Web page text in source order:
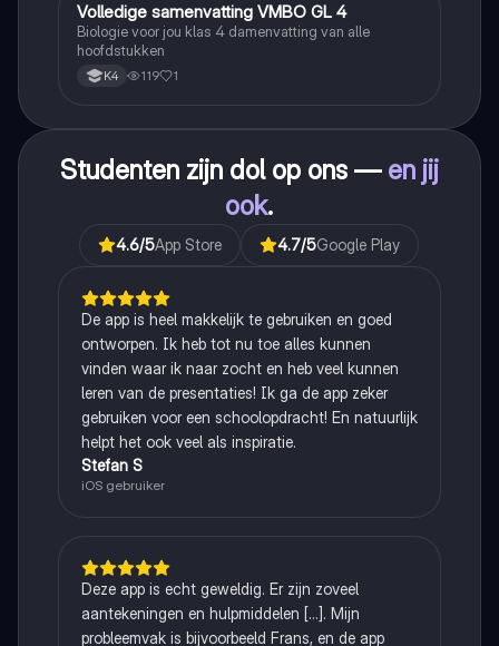
Biologie
Volledige samenvatting VMBO GL 4
Biologie voor jou klas 4 damenvatting van alle
hoofdstukken
K4 119 1
Studenten zijn dol op ons — en jij
ook.
4.6/5App Store 4.7/5Google Play
De app is heel makkelijk te gebruiken en goed
ontworpen. Ik heb tot nu toe alles kunnen
vinden waar ik naar zocht en heb veel kunnen
leren van de presentaties! Ik ga de app zeker
gebruiken voor een schoolopdracht! En natuurlijk
helpt het ook veel als inspiratie.
Stefan S
iOS gebruiker
Deze app is echt geweldig. Er zijn zoveel
aantekeningen en hulpmiddelen [...]. Mijn
probleemvak is bijvoorbeeld Frans, en de app